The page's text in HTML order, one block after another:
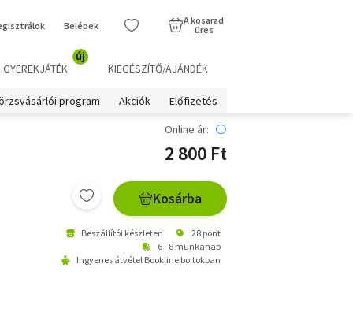
Belépek
A kosarad
üres
GYEREKJÁTÉK
új
KIEGÉSZÍTŐ/AJÁNDÉK
program Akciók Előfizetés
Online ár:
2 800 Ft
Kosárba
Beszállítói készleten
28 pont
6 - 8 munkanap
Ingyenes átvétel Bookline boltokban